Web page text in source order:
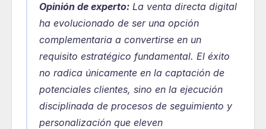
Opinión de experto: La venta directa digital
ha evolucionado de ser una opción
complementaria a convertirse en un
requisito estratégico fundamental. El éxito
no radica únicamente en la captación de
potenciales clientes, sino en la ejecución
disciplinada de procesos de seguimiento y
personalización que eleven